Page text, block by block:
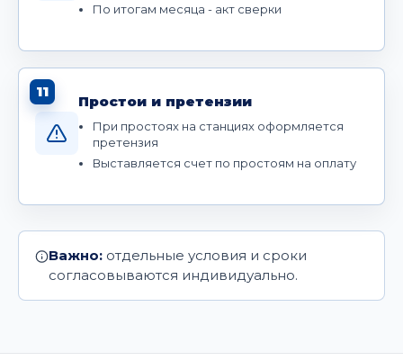
По итогам месяца - акт сверки
11
Простои и претензии
При простоях на станциях оформляется
претензия
Выставляется счет по простоям на оплату
Важно: отдельные условия и сроки
согласовываются индивидуально.